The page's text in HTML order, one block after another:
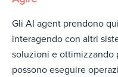
Gli AI agent prendono
interagendo con altri
soluzioni e ottimizzando
possono eseguire